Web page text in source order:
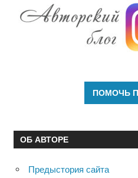
ОБ АВТОРЕ
Предыстория сайта